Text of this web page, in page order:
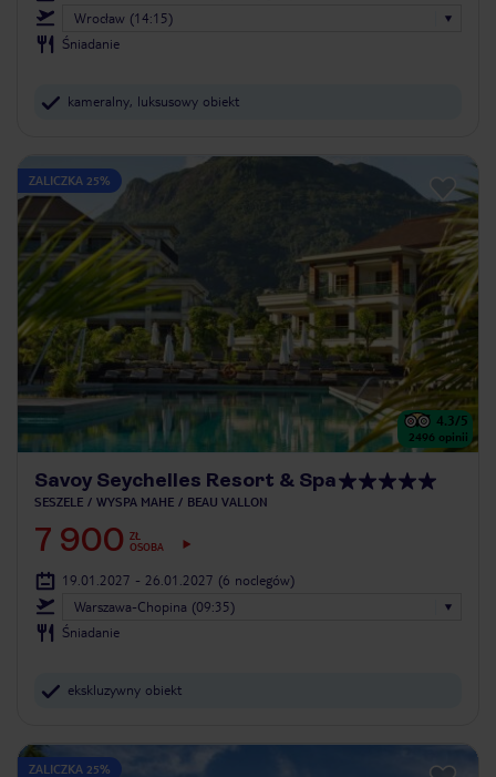
Wrocław (14:15)
Śniadanie
kameralny, luksusowy obiekt
ZALICZKA 25%
4.3/5
2496 opinii
Savoy Seychelles Resort & Spa
SESZELE WYSPA MAHE BEAU VALLON
7 900 ZŁ
OSOBA
19.01.2027 - 26.01.2027 (6 noclegów)
Warszawa-Chopina (09:35)
Śniadanie
ekskluzywny obiekt
ZALICZKA 25%